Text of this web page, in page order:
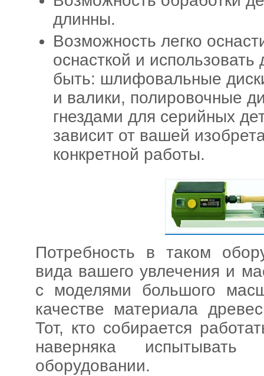
длинны.
Возможность легко
оснасткой и
быть: шлифовальные
и валики, полировочные
гнездами для серийных
зависит от вашей
конкретной работы.
Потребность в таком
вида вашего увлечения и
с моделями большого
качестве материала
Тот, кто собирается
наверняка
оборудовании.